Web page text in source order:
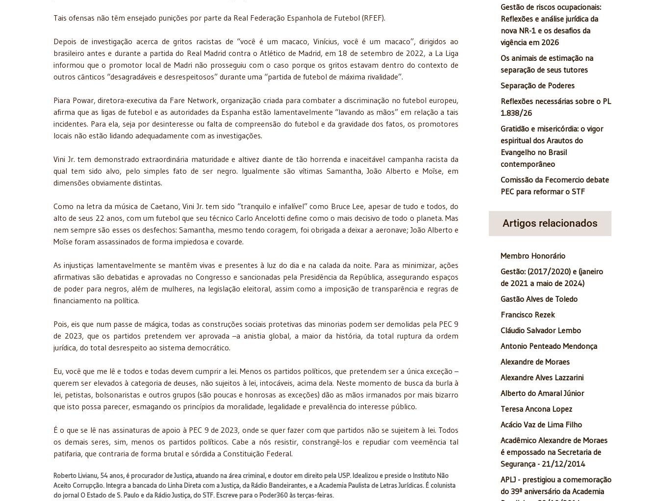
Tais ofensas não têm ensejado punições por parte da Real Federação Espanhola de Futebol (RFEF).
Depois de investigação acerca de gritos racistas de “você é um macaco, Vinícius, você é um macaco”, dirigidos ao
brasileiro antes e durante a partida do Real Madrid contra o Atlético de Madrid, em 18 de setembro de 2022, a La Liga
informou que o promotor local de Madri não prosseguiu com o caso porque os gritos estavam dentro do contexto de
outros cânticos “desagradáveis ​​e desrespeitosos” durante uma “partida de futebol de máxima rivalidade”.
Piara Powar, diretora-executiva da Fare Network, organização criada para combater a discriminação no futebol europeu,
afirma que as ligas de futebol e as autoridades da Espanha estão lamentavelmente “lavando as mãos” em relação a tais
incidentes. Para ela, seja por desinteresse ou falta de compreensão do futebol e da gravidade dos fatos, os promotores
locais não estão lidando adequadamente com as investigações.
Vini Jr. tem demonstrado extraordinária maturidade e altivez diante de tão horrenda e inaceitável campanha racista da
qual tem sido alvo, pelo simples fato de ser negro. Igualmente são vítimas Samantha, João Alberto e Moïse, em
dimensões obviamente distintas.
Como na letra da música de Caetano, Vini Jr. tem sido “tranquilo e infalível” como Bruce Lee, apesar de tudo e todos, do
alto de seus 22 anos, com um futebol que seu técnico Carlo Ancelotti define como o mais decisivo de todo o planeta. Mas
nem sempre são esses os desfechos: Samantha, mesmo tendo coragem, foi obrigada a deixar a aeronave; João Alberto e
Moïse foram assassinados de forma impiedosa e covarde.
As injustiças lamentavelmente se mantêm vivas e presentes à luz do dia e na calada da noite. Para as minimizar, ações
afirmativas são debatidas e aprovadas no Congresso e sancionadas pela Presidência da República, assegurando espaços
de poder para negros, além de mulheres, na legislação eleitoral, assim como a imposição de transparência e regras de
financiamento na política.
Pois, eis que num passe de mágica, todas as construções sociais protetivas das minorias podem ser demolidas pela PEC 9
de 2023, que os partidos pretendem ver aprovada –a anistia global, a maior da história, da total ruptura da ordem
jurídica, do total desrespeito ao sistema democrático.
Eu, você que me lê e todos e todas devem cumprir a lei. Menos os partidos políticos, que pretendem ser a única exceção –
querem ser elevados à categoria de deuses, não sujeitos à lei, intocáveis, acima dela. Neste momento de busca da burla à
lei, petistas, bolsonaristas e outros grupos (são poucas e honrosas as exceções) dão as mãos irmanados por mais bizarro
que isto possa parecer, esmagando os princípios da moralidade, legalidade e prevalência do interesse público.
É o que se lê nas assinaturas de apoio à PEC 9 de 2023, onde se quer fazer com que partidos não se sujeitem à lei. Todos
os demais seres, sim, menos os partidos políticos. Cabe a nós resistir, constrangê-los e repudiar com veemência tal
patifaria, que contraria de forma brutal e sórdida a Constituição Federal.
Roberto Livianu, 54 anos, é procurador de Justiça, atuando na área criminal, e doutor em direito pela USP. Idealizou e preside o Instituto Não
Aceito Corrupção. Integra a bancada do Linha Direta com a Justiça, da Rádio Bandeirantes, e a Academia Paulista de Letras Jurídicas. É colunista
do jornal O Estado de S. Paulo e da Rádio Justiça, do STF. Escreve para o Poder360 às terças-feiras.
Gestão de riscos ocupacionais:
Reflexões e análise jurídica da
nova NR-1 e os desafios da
vigência em 2026
Os animais de estimação na
separação de seus tutores
Separação de Poderes
Reflexões necessárias sobre o PL
1.838/26
Gratidão e misericórdia: o vigor
espiritual dos Arautos do
Evangelho no Brasil
contemporâneo
Comissão da Fecomercio debate
PEC para reformar o STF
Artigos relacionados
Membro Honorário
Gestão: (2017/2020) e (janeiro
de 2021 a maio de 2024)
Gastão Alves de Toledo
Francisco Rezek
Cláudio Salvador Lembo
Antonio Penteado Mendonça
Alexandre de Moraes
Alexandre Alves Lazzarini
Alberto do Amaral Júnior
Teresa Ancona Lopez
Acácio Vaz de Lima Filho
Acadêmico Alexandre de Moraes
é empossado na Secretaria de
Segurança - 21/12/2014
APLJ - prestigiou a comemoração
do 39º aniversário da Academia